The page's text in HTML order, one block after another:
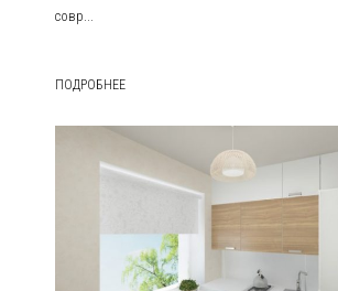
совр...
ПОДРОБНЕЕ